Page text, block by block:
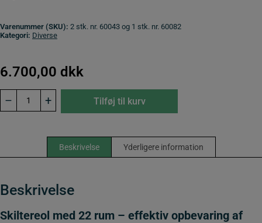
Varenummer (SKU): 2 stk. nr. 60043 og 1 stk. nr. 60082
Kategori: Diverse
6.700,00 dkk
–
skiltestativ
+ Tilføj til kurv
Beskrivelse Yderligere information
Beskrivelse
Skiltereol med 22 rum – effektiv opbevaring af